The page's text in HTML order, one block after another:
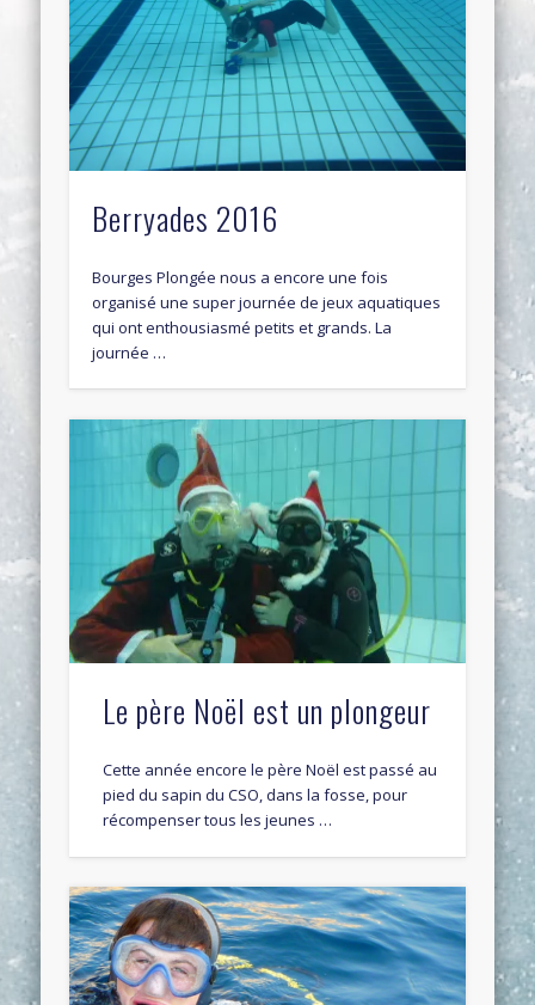
Berryades 2016
Bourges Plongée nous a encore une fois
organisé une super journée de jeux aquatiques
qui ont enthousiasmé petits et grands. La
journée …
Le père Noël est un plongeur
Cette année encore le père Noël est passé au
pied du sapin du CSO, dans la fosse, pour
récompenser tous les jeunes …